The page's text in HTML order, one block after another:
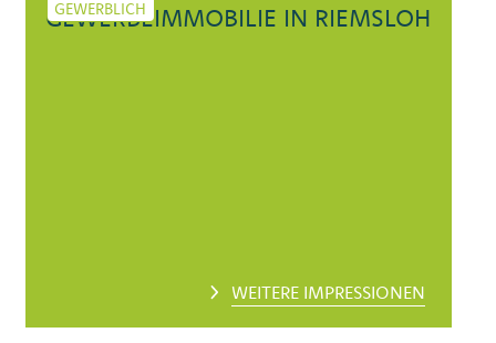
GEWERBEIMMOBILIE IN RIEMSLOH
GEWERBLICH
WEITERE IMPRESSIONEN